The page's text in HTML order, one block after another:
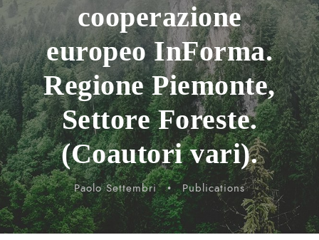
cooperazione
europeo InForma.
Regione Piemonte,
Settore Foreste.
(Coautori vari).
Paolo Settembri • Publications